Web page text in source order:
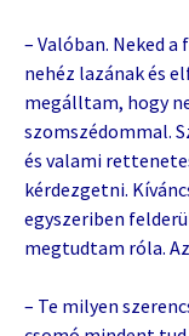
– Valóban. Neked
nehéz lazának és
megálltam, hogy
szomszédommal.
és valami
kérdezgetni.
egyszeriben
megtudtam róla.
– Te milyen